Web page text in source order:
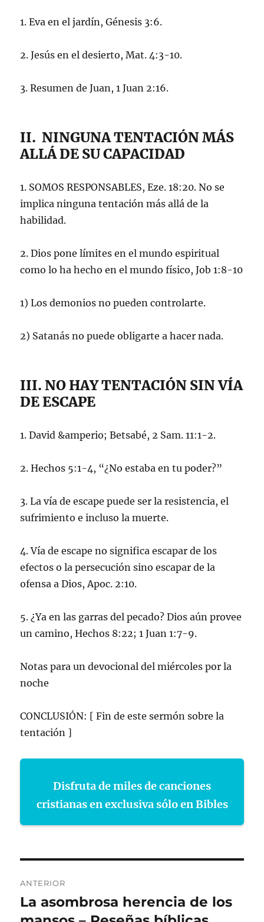
1. Eva en el jardín, Génesis 3:6.
2. Jesús en el desierto, Mat. 4:3-10.
3. Resumen de Juan, 1 Juan 2:16.
II. NINGUNA TENTACIÓN MÁS
ALLÁ DE SU CAPACIDAD
1. SOMOS RESPONSABLES, Eze. 18:20. No se
implica ninguna tentación más allá de la
habilidad.
2. Dios pone límites en el mundo espiritual
como lo ha hecho en el mundo físico, Job 1:8-10
1) Los demonios no pueden controlarte.
2) Satanás no puede obligarte a hacer nada.
III. NO HAY TENTACIÓN SIN VÍA
DE ESCAPE
1. David &amperio; Betsabé, 2 Sam. 11:1-2.
2. Hechos 5:1-4, “¿No estaba en tu poder?”
3. La vía de escape puede ser la resistencia, el
sufrimiento e incluso la muerte.
4. Vía de escape no significa escapar de los
efectos o la persecución sino escapar de la
ofensa a Dios, Apoc. 2:10.
5. ¿Ya en las garras del pecado? Dios aún provee
un camino, Hechos 8:22; 1 Juan 1:7-9.
Notas para un devocional del miércoles por la
noche
CONCLUSIÓN: [ Fin de este sermón sobre la
tentación ]
Disfruta de miles de canciones
cristianas en exclusiva sólo en Bibles
de
ANTERIOR
Entrada
anterior:
La asombrosa herencia de los